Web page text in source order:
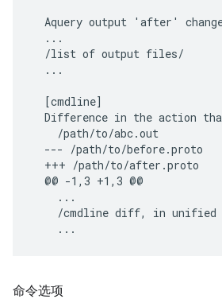
Aquery output 'after'
  ...
  /list of output files/
  ...
  [cmdline]
Difference in the action
    /path/to/abc.out
  --- /path/to/before.proto
  +++ /path/to/after.proto
  @@ -1,3 +1,3 @@
    ...
/cmdline diff, in unified
命令选项